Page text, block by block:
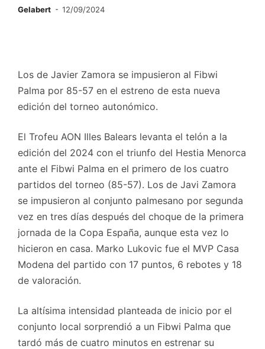
Gelabert 12/09/2024
Los de Javier Zamora se impusieron al Fibwi
Palma por 85-57 en el estreno de esta nueva
edición del torneo autonómico.
El Trofeu AON Illes Balears levanta el telón a la
edición del 2024 con el triunfo del Hestia Menorca
ante el Fibwi Palma en el primero de los cuatro
partidos del torneo (85-57). Los de Javi Zamora
se impusieron al conjunto palmesano por segunda
vez en tres días después del choque de la primera
jornada de la Copa España, aunque esta vez lo
hicieron en casa. Marko Lukovic fue el MVP Casa
Modena del partido con 17 puntos, 6 rebotes y 18
de valoración.
La altísima intensidad planteada de inicio por el
conjunto local sorprendió a un Fibwi Palma que
tardó más de cuatro minutos en estrenar su